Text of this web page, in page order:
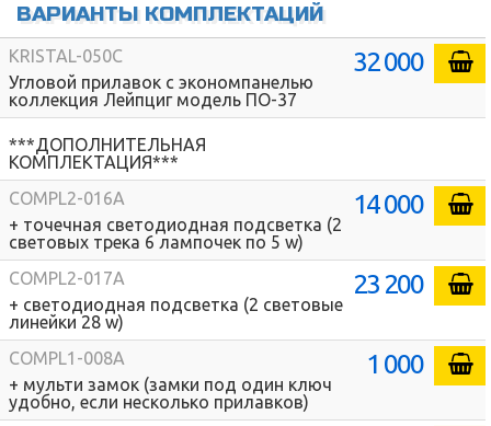
ВАРИАНТЫ КОМПЛЕКТАЦИЙ
KRISTAL-050C
Угловой прилавок с экономпанелью
коллекция Лейпциг модель ПО-37
32 000
***ДОПОЛНИТЕЛЬНАЯ
КОМПЛЕКТАЦИЯ***
COMPL2-016A
+ точечная светодиодная подсветка (2
световых трека 6 лампочек по 5 w)
14 000
COMPL2-017A
+ светодиодная подсветка (2 световые
линейки 28 w)
23 200
COMPL1-008A
+ мульти замок (замки под один ключ
удобно, если несколько прилавков)
1 000